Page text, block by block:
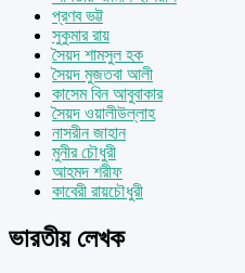
প্রণব ভট্ট
সুকুমার রায়
সৈয়দ শামসুল হক
সৈয়দ মুজতবা আলী
কাসেম বিন আবুবাকার
সৈয়দ ওয়ালীউল্লাহ
নাসরীন জাহান
মুনীর চৌধুরী
আহমদ শরীফ
কাবেরী রায়চৌধুরী
ভারতীয় লেখক